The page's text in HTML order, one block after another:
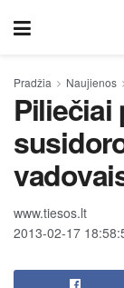
Pradžia Naujienos
Piliečiai
www.tiesos.lt
2013-02-17